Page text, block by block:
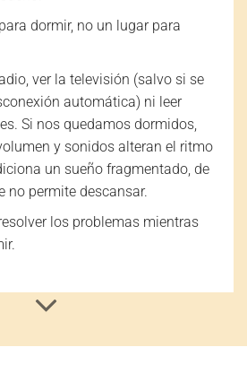
dormir, no un lugar para
ver la televisión (salvo si se
automática) ni leer
Si nos quedamos dormidos,
y sonidos alteran el ritmo
un sueño fragmentado, de
no permite descansar.
los problemas mientras